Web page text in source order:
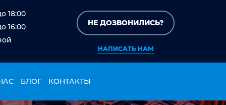
18:00
16:00
НЕ ДОЗВОНИЛИСЬ?
НАПИСАТЬ НАМ
БЛОГ КОНТАКТЫ